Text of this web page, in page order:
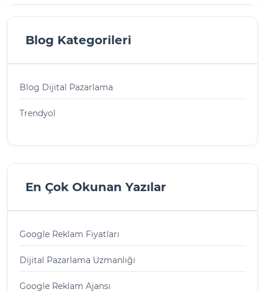
Blog Kategorileri
Blog Dijital Pazarlama
Trendyol
En Çok Okunan Yazılar
Google Reklam Fiyatları
Dijital Pazarlama Uzmanlığı
Google Reklam Ajansı